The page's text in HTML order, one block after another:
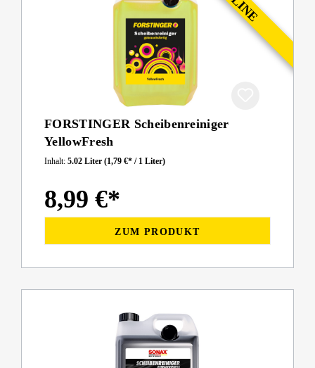
FORSTINGER Scheibenreiniger
YellowFresh
Inhalt: 5.02 Liter (1,79 €* / 1 Liter)
8,99 €*
ZUM PRODUKT